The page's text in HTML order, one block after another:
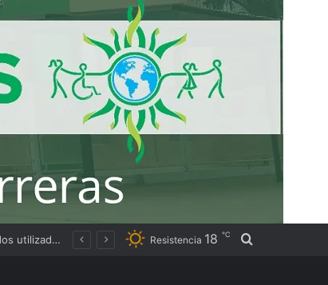
Resistencia 18 ℃ Buscar por